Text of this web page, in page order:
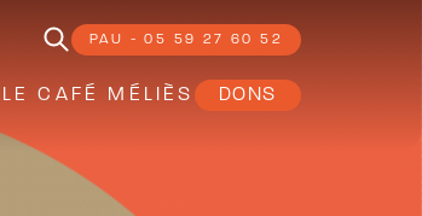
PAU - 05 59 27 60 52
LE CAFÉ MÉLIÈS DONS